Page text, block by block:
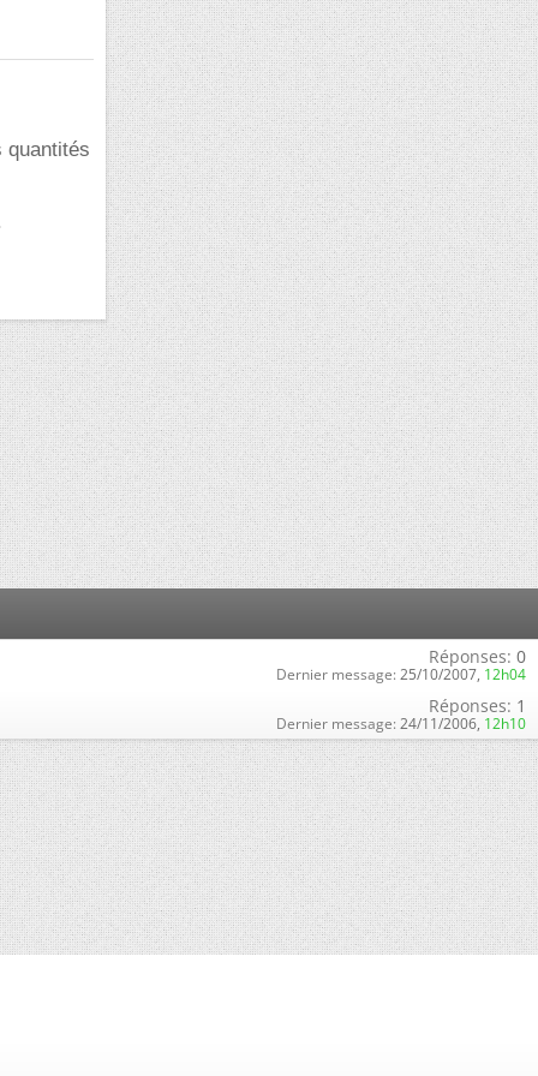
quantités
Réponses: 0
Dernier message: 25/10/2007, 12h04
Réponses: 1
Dernier message: 24/11/2006, 12h10